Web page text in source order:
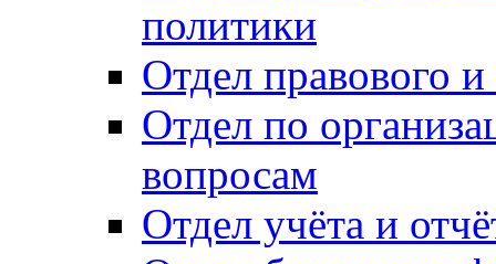
политики
Отдел правового
Отдел по
вопросам
Отдел учёта и